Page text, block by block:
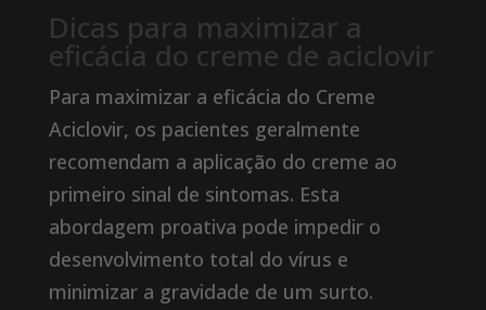
Dicas para maximizar a
eficácia do creme de aciclovir
Para maximizar a eficácia do Creme
Aciclovir, os pacientes geralmente
recomendam a aplicação do creme ao
primeiro sinal de sintomas. Esta
abordagem proativa pode impedir o
desenvolvimento total do vírus e
minimizar a gravidade de um surto.